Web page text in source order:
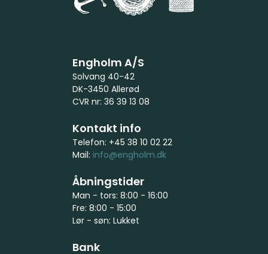
Engholm A/S
Solvang 40-42
DK-3450 Allerød
CVR nr: 36 39 13 08
Kontakt info
Telefon: +45 38 10 02 22
Mail: info@engholm.dk
Åbningstider
Man - tors: 8:00 - 16:00
Fre: 8:00 - 15:00
Lør - søn: Lukket
Bank